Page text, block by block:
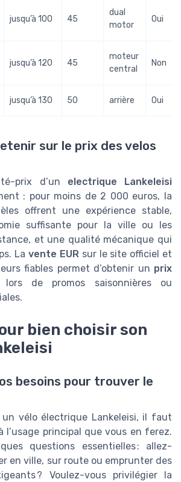
jusqu’à 100 45
dual
motor
Oui
jusqu’à 120 45
moteur
central
Non
jusqu’à 130 50 arrière Oui
sur le prix des velos
prix d’un electrique Lankeleisi
: pour moins de 2 000 euros, la
offrent une expérience stable,
suffisante pour la ville ou les
et une qualité mécanique qui
Lavente EURsur le site officiel et
fiables permet d’obtenir un prix
de promos saisonnières ou
bien choisir son
besoins pour trouver le
un vélo électrique Lankeleisi, il faut
l’usage principal que vous en ferez.
questions essentielles : allez-
en ville, sur route ou emprunter des
? Voulez-vous privilégier la